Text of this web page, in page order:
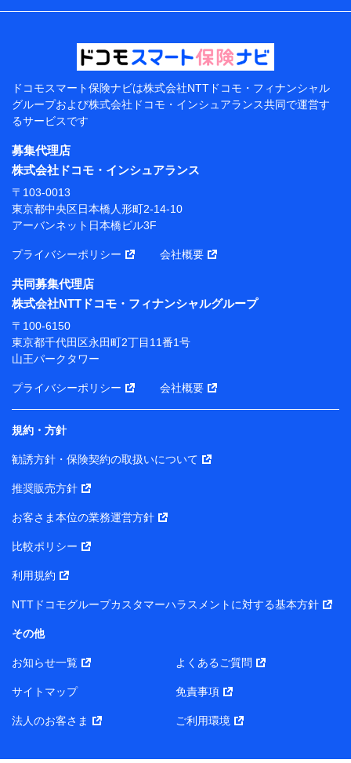
会社のサービスを案内、提供するため
（各サービスで取得したサービス利用履歴、ウェブサイトの
閲覧履歴、購買履歴、ご契約内容等のパーソナルデータを分
析して、お客さまの趣味・嗜好・傾向に応じたサービス・商
品等に関するご提案や広告の配信等を行うことがありま
す。）
各種セミナーの開催のため
コンサルティングサービスの実施のため
アンケートやキャンペーン等の実施のため
上記に係る案内・手続き・管理等付帯業務を行うため
【当該個人データの管理について責任を有する者の名
称・住所・代表者名】
当該個人データを取り扱う各共同利用者（詳細は次のと
おり）
東京都千代田区永田町2丁目11番1号 山王パークタワー
株式会社NTTドコモ・フィナンシャルグループ 代表取
締役社長 廣井 孝史
東京都中央区日本橋人形町2-14-10 アーバンネット日
本橋ビル 3F
って、以下の提携代理店とお客様の個人データを共同利
用することがあります。
1. 共同利用する個人データの項目
氏名、生年月日、住所、メールアドレス、電話番号、個人の
相談予約に関する情報等
保険契約者と被保険者との関係等
扱とならない保険契約の内容等
情報
2. 共同利用者の範囲
当社（https://www.docomo-insurance.co.jp/）
ドコモスマート保険ナビは株式会社NTTドコモ・フィナンシャル
グループおよび株式会社ドコモ・インシュアランス共同で運営す
るサービスです
募集代理店
株式会社ドコモ・インシュアランス
〒103-0013
東京都中央区日本橋人形町2-14-10
アーバンネット日本橋ビル3F
プライバシーポリシー 会社概要
共同募集代理店
株式会社NTTドコモ・フィナンシャルグループ
〒100-6150
東京都千代田区永田町2丁目11番1号
山王パークタワー
プライバシーポリシー 会社概要
規約・方針
勧誘方針・保険契約の取扱いについて
推奨販売方針
お客さま本位の業務運営方針
比較ポリシー
利用規約
NTTドコモグループカスタマーハラスメントに対する基本方針
その他
お知らせ一覧 よくあるご質問
サイトマップ 免責事項
法人のお客さま ご利用環境